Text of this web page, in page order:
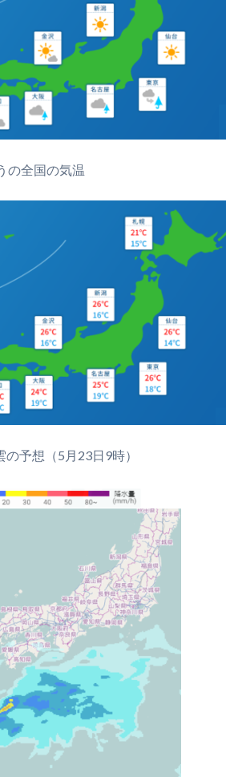
の全国の気温
予想（5月23日9時）